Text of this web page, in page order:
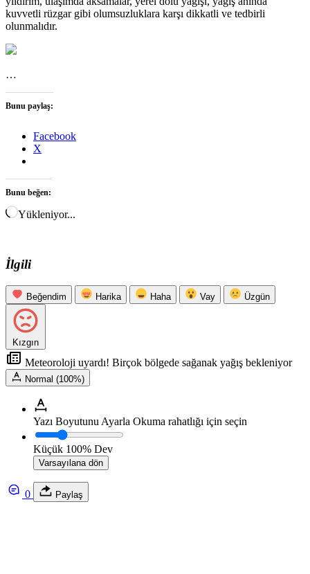
kuvvetli rüzgar gibi olumsuzluklara karşı dikkatli ve tedbirli
olunmalıdır.
…
Bunu paylaş:
Facebook
X
Bunu beğen:
Yükleniyor...
İlgili
Beğendim Harika Haha Vay Üzgün
Kızgın
Meteoroloji uyardı! Birçok bölgede sağanak yağış bekleniyor
Normal (100%)
Yazı Boyutunu Ayarla Okuma rahatlığı için seçin
Küçük 100% Dev
Varsayılana dön
0 Paylaş